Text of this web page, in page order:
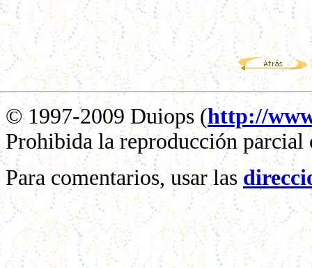
© 1997-2009 Duiops (http://
Prohibida la reproducción parcial
Para comentarios, usar las